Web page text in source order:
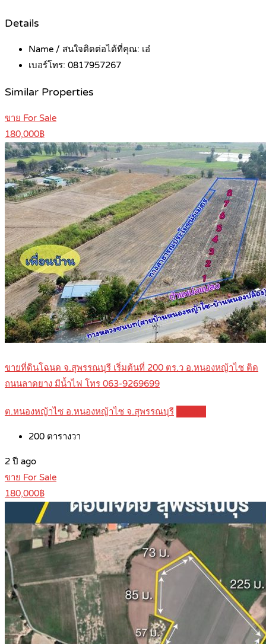
Details
Name / สนใจติดต่อได้ที่คุณ: เอ๋
เบอร์โทร: 0817957267
Similar Properties
ขาย For Sale
180,000฿
ขายที่ดินโฉนด จ.สุพรรณบุรี เริ่มต้นที่ 200 ตร.ว อ.หนองหญ้าไซ ติด
ถนนลาดยาง มีน้ำไฟ โทร 063-9269699
ต.หนองหญ้าไซ อ.หนองหญ้าไซ จ.สุพรรณบุรี
200 ตารางวา
2 ปี ago
ขาย For Sale
180,000฿